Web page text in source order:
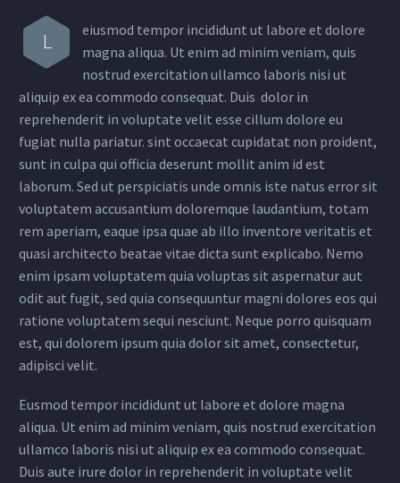
L
eiusmod tempor incididunt ut labore et dolore
magna aliqua. Ut enim ad minim veniam, quis
nostrud exercitation ullamco laboris nisi ut
aliquip ex ea commodo consequat. Duis dolor in
reprehenderit in voluptate velit esse cillum dolore eu
fugiat nulla pariatur. sint occaecat cupidatat non proident,
sunt in culpa qui officia deserunt mollit anim id est
laborum. Sed ut perspiciatis unde omnis iste natus error sit
voluptatem accusantium doloremque laudantium, totam
rem aperiam, eaque ipsa quae ab illo inventore veritatis et
quasi architecto beatae vitae dicta sunt explicabo. Nemo
enim ipsam voluptatem quia voluptas sit aspernatur aut
odit aut fugit, sed quia consequuntur magni dolores eos qui
ratione voluptatem sequi nesciunt. Neque porro quisquam
est, qui dolorem ipsum quia dolor sit amet, consectetur,
adipisci velit.
Eusmod tempor incididunt ut labore et dolore magna
aliqua. Ut enim ad minim veniam, quis nostrud exercitation
ullamco laboris nisi ut aliquip ex ea commodo consequat.
Duis aute irure dolor in reprehenderit in voluptate velit